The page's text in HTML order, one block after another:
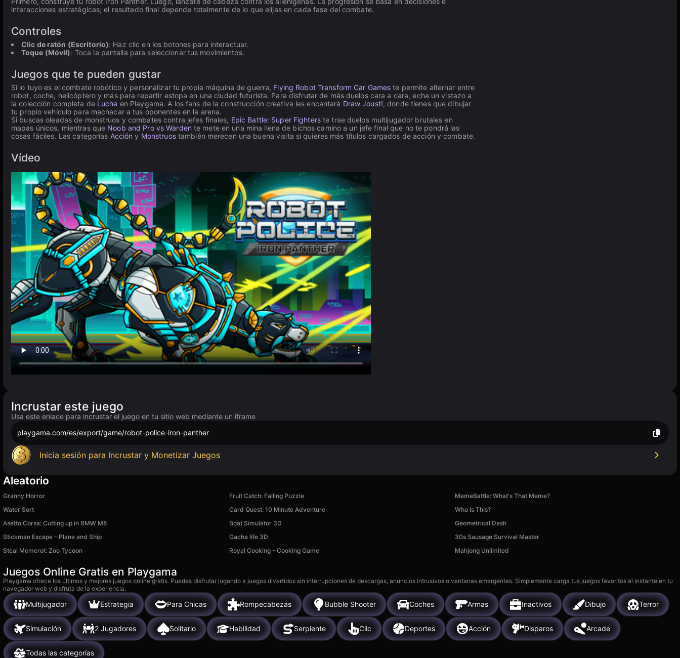
interacciones estratégicas; el resultado final depende totalmente de lo que elijas en cada fase del combate.
Controles
Clic de ratón (Escritorio): Haz clic en los botones para interactuar.
Toque (Móvil): Toca la pantalla para seleccionar tus movimientos.
Juegos que te pueden gustar
Si lo tuyo es el combate robótico y personalizar tu propia máquina de guerra, Flying Robot Transform Car Games te permite alternar entre
robot, coche, helicóptero y más para repartir estopa en una ciudad futurista. Para disfrutar de más duelos cara a cara, echa un vistazo a
la colección completa de Lucha en Playgama. A los fans de la construcción creativa les encantará Draw Joust!, donde tienes que dibujar
tu propio vehículo para machacar a tus oponentes en la arena.
Si buscas oleadas de monstruos y combates contra jefes finales, Epic Battle: Super Fighterste trae duelos multijugador brutales en
mapas únicos, mientras que Noob and Pro vs Warden te mete en una mina llena de bichos camino a un jefe final que no te pondrá las
cosas fáciles. Las categorías Acción y Monstruostambién merecen una buena visita si quieres más títulos cargados de acción y combate.
Vídeo
Incrustar este juego
Usa este enlace para incrustar el juego en tu sitio web mediante un iframe
playgama.com/es/export/game/robot-police-iron-panther
Inicia sesión para Incrustar y Monetizar Juegos
Aleatorio
Granny Horror Fruit Catch: Falling Puzzle
MemeBattle: What's That Meme?
Water Sort
Card Quest: 10 Minute Adventure
Who Is This?
Asetto Corsa: Cutting up in BMW M8
Boat Simulator 3D
Geometrical Dash
Stickman Escape - Plane and Ship
Gacha life 3D
30s Sausage Survival Master
Steal Memerot: Zoo Tycoon
Royal Cooking - Cooking Game Mahjong Unlimited
Juegos Online Gratis en Playgama
Playgama ofrece los últimos y mejores juegos online gratis. Puedes disfrutar jugando a juegos divertidos sin interrupciones de descargas, anuncios intrusivos o ventanas emergentes. Simplemente carga tus juegos favoritos al instante en tu
navegador web y disfruta de la experiencia.
Multijugador Estrategia Para Chicas Rompecabezas Bubble Shooter Coches Armas Inactivos Dibujo Terror
Simulación 2 Jugadores Solitario Habilidad Serpiente Clic Deportes Acción Disparos Arcade
Todas las categorías